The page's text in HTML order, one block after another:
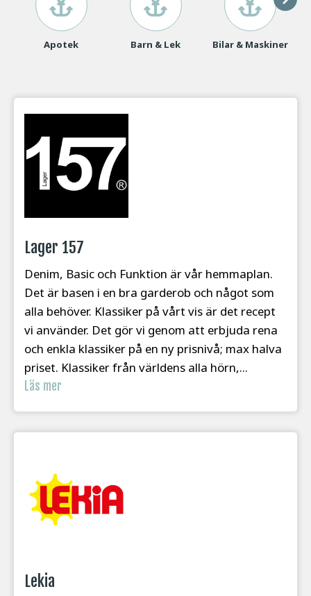
Apotek Barn & Lek Bilar & Maskiner
Lager 157
Denim, Basic och Funktion är vår hemmaplan.
Det är basen i en bra garderob och något som
alla behöver. Klassiker på vårt vis är det recept
vi använder. Det gör vi genom att erbjuda rena
och enkla klassiker på en ny prisnivå; max halva
priset. Klassiker från världens alla hörn,...
Läs mer
Lekia